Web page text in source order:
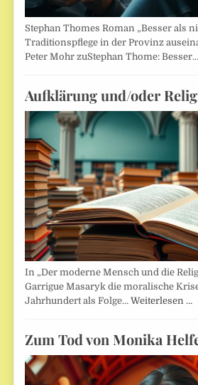
Stephan Thomes Roman „Besser als
Traditionspflege in der Provinz
Peter Mohr zuStephan Thome:
Aufklärung und/oder
In „Der moderne Mensch und die
Garrigue Masaryk die moralische
Jahrhundert als Folge…Weiterlesen …
Zum Tod von Monika